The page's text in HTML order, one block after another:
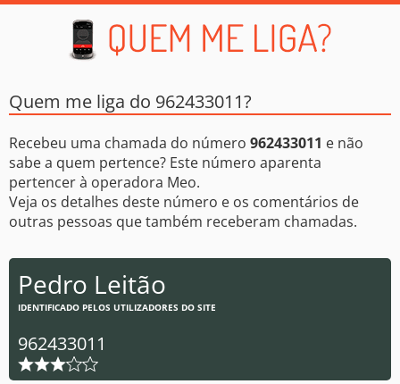
Quem me liga do 962433011?
Recebeu uma chamada do número 962433011 e não
sabe a quem pertence? Este número aparenta
pertencer à operadora Meo.
Veja os detalhes deste número e os comentários de
outras pessoas que também receberam chamadas.
Pedro Leitão
IDENTIFICADO PELOS UTILIZADORES DO SITE
962433011